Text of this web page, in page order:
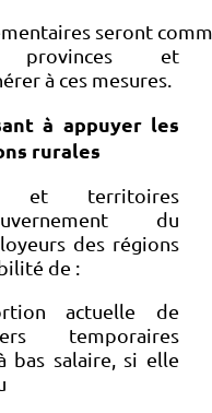
seront
et
à ces mesures.
à appuyer les
rurales
et territoires
du
des régions
de :
actuelle de
temporaires
bas salaire, si elle